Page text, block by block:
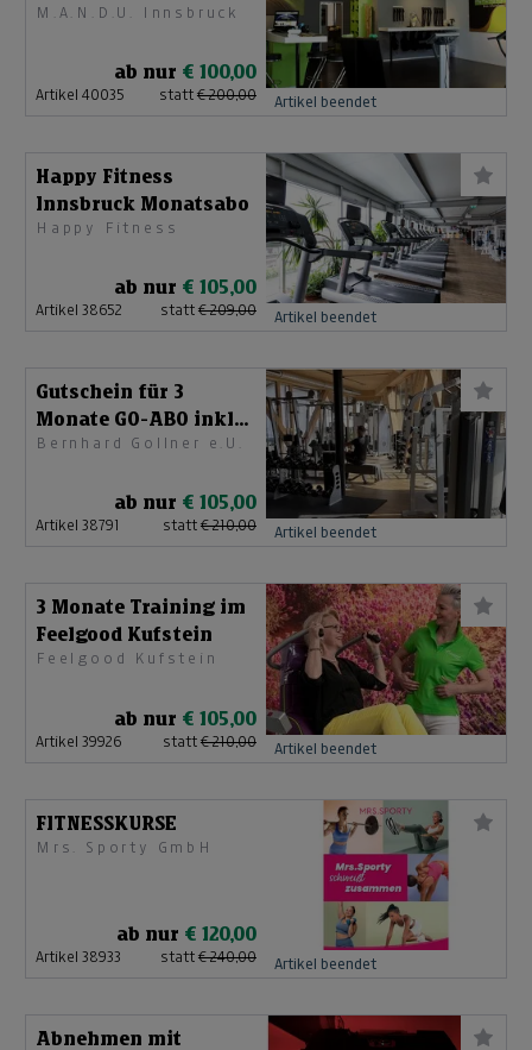
M.A.N.D.U. Innsbruck
ab nur € 100,00
Artikel 40035 statt € 200,00 Artikel beendet
Happy Fitness
Innsbruck Monatsabo
Happy Fitness
ab nur € 105,00
Artikel 38652 statt € 209,00 Artikel beendet
Gutschein für 3
Monate GO-ABO inkl
Sauna und aller Kurs
Bernhard Gollner e.U.
ab nur € 105,00
Artikel 38791 statt € 210,00 Artikel beendet
3 Monate Training im
Feelgood Kufstein
Feelgood Kufstein
ab nur € 105,00
Artikel 39926 statt € 210,00 Artikel beendet
FITNESSKURSE
Mrs. Sporty GmbH
ab nur € 120,00
Artikel 38933 statt € 240,00 Artikel beendet
Abnehmen mit